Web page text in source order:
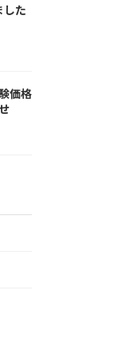
した
価格